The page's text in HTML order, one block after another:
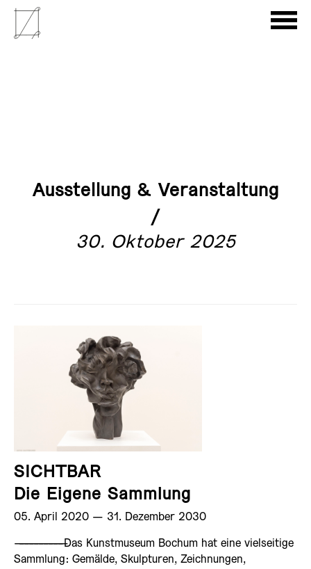
Ausstellung & Veranstaltung
/
30. Oktober 2025
SICHTBAR
Die Eigene Sammlung
05. April 2020 ­— 31. Dezember 2030
——————————Das Kunstmuseum Bochum hat eine vielseitige
Sammlung: Gemälde, Skulpturen, Zeichnungen,